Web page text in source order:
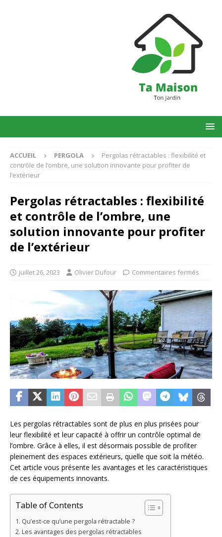
ACCUEIL PERGOLA
Pergolas rétractables : flexibilité et
contrôle de l’ombre, une solution innovante pour profiter de
l’extérieur
Pergolas rétractables : flexibilité
et contrôle de l’ombre, une
solution innovante pour profiter
de l’extérieur
juillet 26, 2023 Olivier Dufour Commentaires fermés
Les pergolas rétractables sont de plus en plus prisées pour
leur flexibilité et leur capacité à offrir un contrôle optimal de
l’ombre. Grâce à elles, il est désormais possible de profiter
pleinement des espaces extérieurs, quelle que soit la météo.
Cet article vous présente les avantages et les caractéristiques
de ces équipements innovants.
Table of Contents
Qu’est-ce qu’une pergola rétractable ?
Les avantages des pergolas rétractables